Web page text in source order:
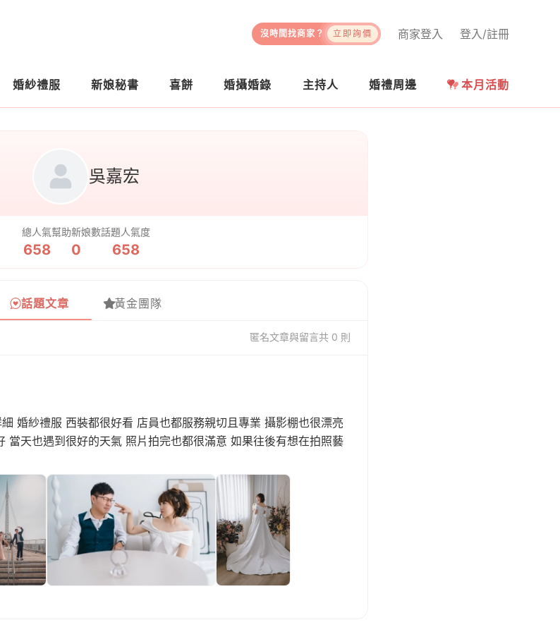
登入/註冊
商家登入
沒時間找商家？ 立即詢價
婚紗禮服 新娘秘書 喜餅 婚攝婚錄 主持人 婚禮周邊 本月活動
吳嘉宏
總人氣
658
幫助新娘數
0
話題人氣度
658
話題文章 黃金團隊
匿名文章與留言共 0 則
婚紗禮服 西裝都很好看 店員也都服務親切且專業 攝影棚也很漂亮
當天也遇到很好的天氣 照片拍完也都很滿意 如果往後有想在拍照藝